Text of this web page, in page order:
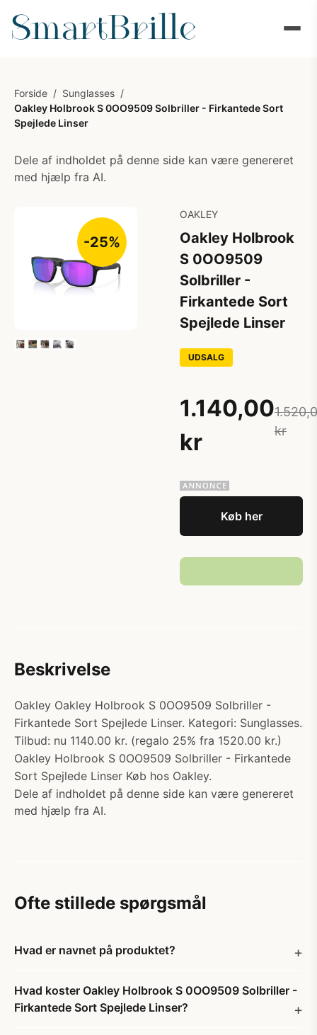
Forside / Sunglasses /
Oakley Holbrook S 0OO9509 Solbriller - Firkantede Sort
Spejlede Linser
Dele af indholdet på denne side kan være genereret
med hjælp fra AI.
-25%
OAKLEY
Oakley Holbrook
S 0OO9509
Solbriller -
Firkantede Sort
Spejlede Linser
UDSALG
1.140,00
kr
kr
Køb her
Beskrivelse
Oakley Oakley Holbrook S 0OO9509 Solbriller -
Firkantede Sort Spejlede Linser. Kategori: Sunglasses.
Tilbud: nu 1140.00 kr. (regalo 25% fra 1520.00 kr.)
Oakley Holbrook S 0OO9509 Solbriller - Firkantede
Sort Spejlede Linser Køb hos Oakley.
Dele af indholdet på denne side kan være genereret
med hjælp fra AI.
Ofte stillede spørgsmål
Hvad er navnet på produktet?
Hvad koster Oakley Holbrook S 0OO9509 Solbriller -
Firkantede Sort Spejlede Linser?